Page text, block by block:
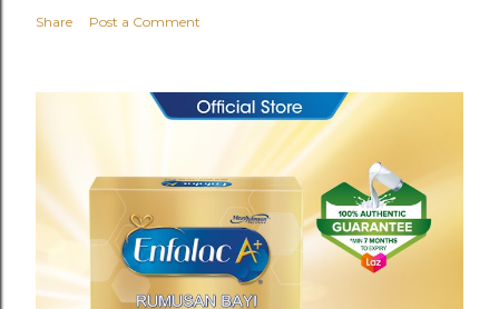
Share Post a Comment